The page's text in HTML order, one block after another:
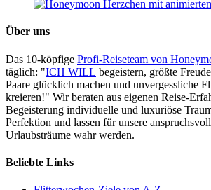
Über uns
Das 10-köpfige Profi-Reiseteam von
täglich: "ICH WILL begeistern, größte
Paare glücklich machen und unvergessliche
kreieren!" Wir beraten aus eigenen Reise-
Begeisterung individuelle und luxuriöse
Perfektion und lassen für unsere
Urlaubsträume wahr werden.
Beliebte Links